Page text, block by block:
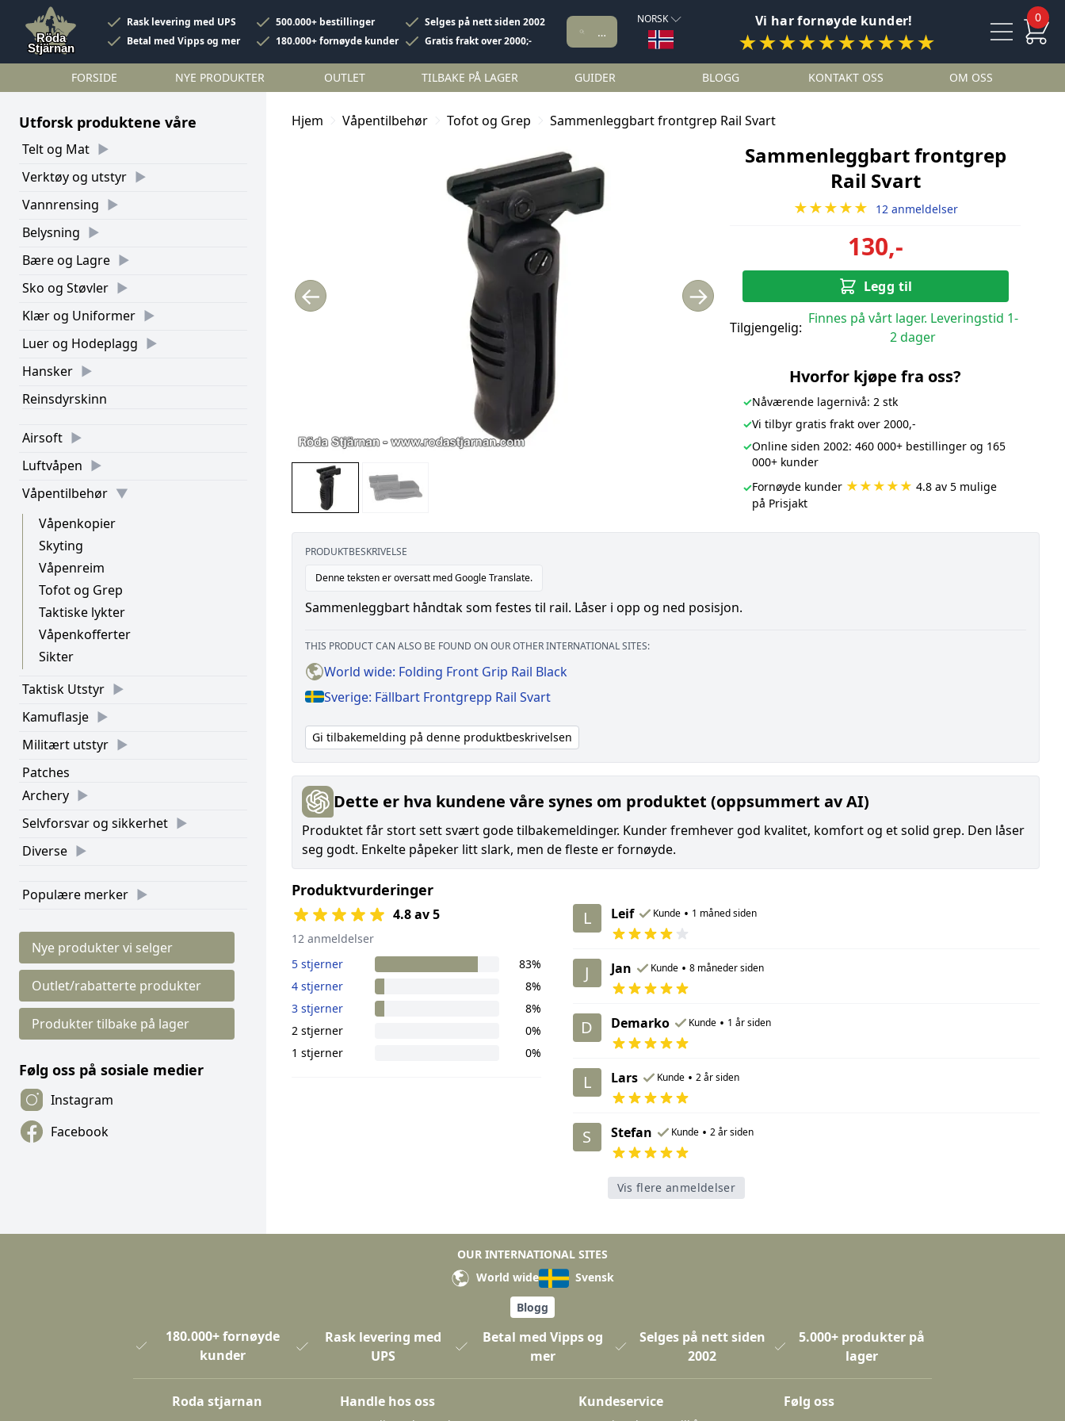
Rask levering med UPS 500.000+ bestillinger
Selges på nett siden 2002
Betal med Vipps og mer
180.000+ fornøyde kunder Gratis frakt over 2000;-
NORSK Vi har fornøyde kunder!
★★★★★★★★★★
0
FORSIDE NYE PRODUKTER OUTLET TILBAKE PÅ LAGER GUIDER BLOGG KONTAKT OSS OM OSS
Utforsk produktene våre
Telt og Mat
Verktøy og utstyr
Vannrensing
Belysning
Bære og Lagre
Sko og Støvler
Klær og Uniformer
Luer og Hodeplagg
Hansker
Reinsdyrskinn
Airsoft
Luftvåpen
Våpentilbehør
Våpenkopier
Skyting
Våpenreim
Tofot og Grep
Taktiske lykter
Våpenkofferter
Sikter
Taktisk Utstyr
Kamuflasje
Militært utstyr
Patches
Archery
Selvforsvar og sikkerhet
Diverse
Populære merker
Nye produkter vi selger
Outlet/rabatterte produkter
Produkter tilbake på lager
Følg oss på sosiale medier
Instagram
Facebook
Hjem Våpentilbehør Tofot og Grep Sammenleggbart frontgrep Rail Svart
← →
Sammenleggbart frontgrep
Rail Svart
★★★★★ 12 anmeldelser
130,-
Legg til
Tilgjengelig:
Finnes på vårt lager. Leveringstid 1-
2 dager
Hvorfor kjøpe fra oss?
✓Nåværende lagernivå: 2 stk
✓Vi tilbyr gratis frakt over 2000,-
✓Online siden 2002: 460 000+ bestillinger og 165
000+ kunder
✓Fornøyde kunder ★★★★★ 4.8 av 5 mulige
på Prisjakt
PRODUKTBESKRIVELSE
Denne teksten er oversatt med Google Translate.
Sammenleggbart håndtak som festes til rail. Låser i opp og ned posisjon.
THIS PRODUCT CAN ALSO BE FOUND ON OUR OTHER INTERNATIONAL SITES:
World wide: Folding Front Grip Rail Black
Sverige: Fällbart Frontgrepp Rail Svart
Gi tilbakemelding på denne produktbeskrivelsen
Dette er hva kundene våre synes om produktet (oppsummert av AI)
Produktet får stort sett svært gode tilbakemeldinger. Kunder fremhever god kvalitet, komfort og et solid grep. Den låser
seg godt. Enkelte påpeker litt slark, men de fleste er fornøyde.
Produktvurderinger
4.8 av 5
12 anmeldelser
5 stjerner
83%
4 stjerner
8%
3 stjerner
8%
2 stjerner
0%
1 stjerner
0%
L Leif Kunde • 1 måned siden
J Jan Kunde • 8 måneder siden
D Demarko Kunde • 1 år siden
L Lars Kunde • 2 år siden
S Stefan Kunde • 2 år siden
Vis flere anmeldelser
OUR INTERNATIONAL SITES
World wide
Svensk
Blogg
180.000+ fornøyde
kunder
Rask levering med
UPS
Betal med Vipps og
mer
Selges på nett siden
2002
5.000+ produkter på
lager
Roda stjarnan Handle hos oss Kundeservice Følg oss